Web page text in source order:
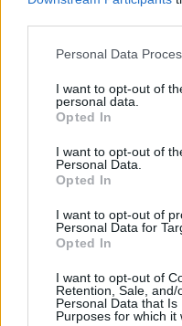
Personal Data
I want to opt-out of
personal data.
Opted In
I want to opt-out of
Personal Data.
Opted In
I want to opt-out of
Personal Data for
Opted In
I want to opt-out of
Retention, Sale,
Personal Data that
Purposes for which it
Σπάρτη: Οι
Music Bar